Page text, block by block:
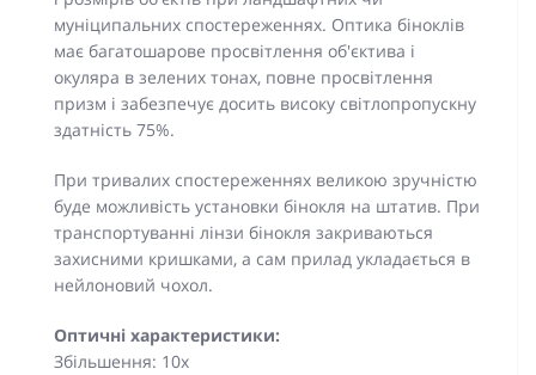
муніципальних спостереженнях. Оптика біноклів
має багатошарове просвітлення об'єктива і
окуляра в зелених тонах, повне просвітлення
призм і забезпечує досить високу світлопропускну
здатність 75%.
При тривалих спостереженнях великою зручністю
буде можливість установки бінокля на штатив. При
транспортуванні лінзи бінокля закриваються
захисними кришками, а сам прилад укладається в
нейлоновий чохол.
Оптичні характеристики:
Збільшення: 10х